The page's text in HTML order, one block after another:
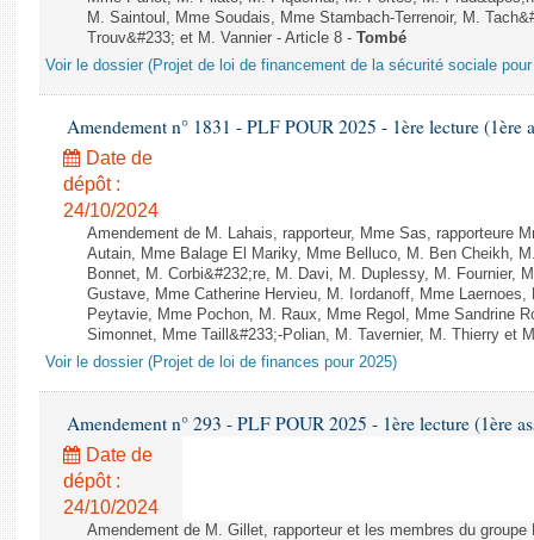
M. Saintoul, Mme Soudais, Mme Stambach-Terrenoir, M.
Trouv&#233; et M. Vannier - Article 8 - Tombé
Voir le dossier (Projet de loi de financement de la sécurité sociale pour
Amendement n° 1831 - PLF POUR 2025 - 1ère lecture (1ère
Date de
dépôt :
24/10/2024
Amendement de M. Lahais, rapporteur, Mme Sas, rapporteure
Autain, Mme Balage El Mariky, Mme Belluco, M. Ben Cheikh,
Bonnet, M. Corbi&#232;re, M. Davi, M. Duplessy, M. Fournier,
Gustave, Mme Catherine Hervieu, M. Iordanoff, Mme
Peytavie, Mme Pochon, M. Raux, Mme Regol, Mme Sandrine
Simonnet, Mme Taill&#233;-Polian, M. Tavernier, M. Thierry et
Voir le dossier (Projet de loi de finances pour 2025)
Amendement n° 293 - PLF POUR 2025 - 1ère lecture (1ère
Date de
dépôt :
24/10/2024
Amendement de M. Gillet, rapporteur et les membres du